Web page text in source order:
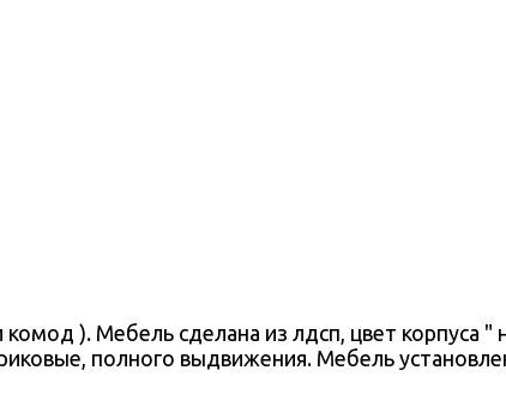
). Мебель сделана из лдсп, цвет корпуса
полного выдвижения. Мебель